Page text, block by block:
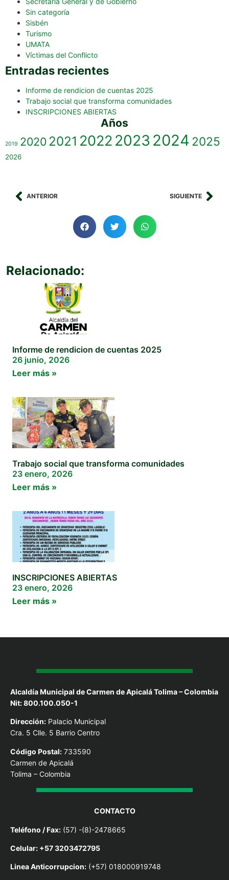
Sin categoría
Sisbén
Turismo
UMATA
Víctimas del Conflicto
Entradas recientes
Informe de rendicion de cuentas 2025
Trabajo social que transforma comunidades
INSCRIPCIONES ABIERTAS
Años
2019 20202021 2022 2023 2024 2025
2026
ANTERIOR SIGUIENTE
Relacionado:
Informe de rendicion de cuentas 2025
26 junio, 2026
Leer más »
Trabajo social que transforma comunidades
23 enero, 2026
Leer más »
INSCRIPCIONES ABIERTAS
23 enero, 2026
Leer más »
Alcaldía Municipal de Carmen de Apicalá Tolima – Colombia
Nit: 800.100.050-1
Dirección: Palacio Municipal
Cra. 5 Clle. 5 Barrio Centro
Código Postal: 733590
Carmen de Apicalá
Tolima – Colombia
CONTACTO
Teléfono / Fax: (57) -(8)-2478665
Celular: +57 3203472795
Linea Anticorrupcion: (+57) 018000919748